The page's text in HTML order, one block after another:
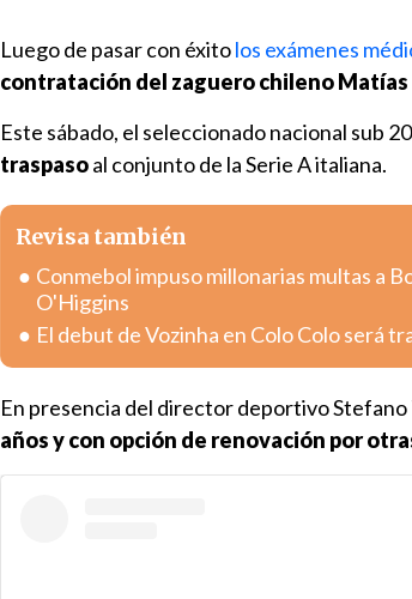
Luego de pasar con éxitolos exámenes
contratación del zaguero chileno Matías
Este sábado, el seleccionado nacional sub
traspasoal conjunto de la Serie A italiana.
Revisa también
Conmebol impuso millonarias multas a
O'Higgins
El debut de Vozinha en Colo Colo será
En presencia del director deportivo
años y con opción de renovación por